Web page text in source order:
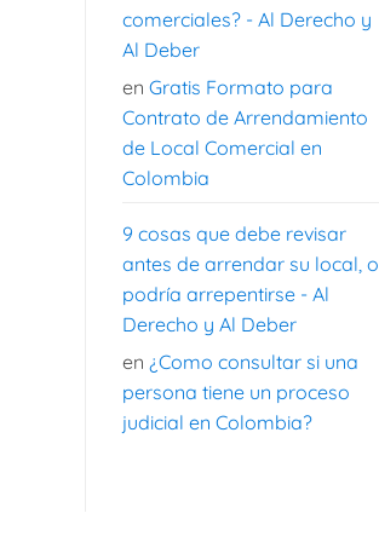
comerciales? - Al Derecho y
Al Deber
en Gratis Formato para
Contrato de Arrendamiento
de Local Comercial en
Colombia
9 cosas que debe revisar
antes de arrendar su local, o
podría arrepentirse - Al
Derecho y Al Deber
en ¿Como consultar si una
persona tiene un proceso
judicial en Colombia?